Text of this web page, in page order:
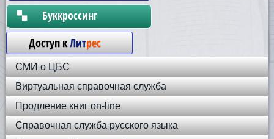
Бyккpoccинг
Доступ кЛитрес
СМИ о ЦБС
Виртуальная справочная служба
Продление книг on-line
Справочная служба русского языка